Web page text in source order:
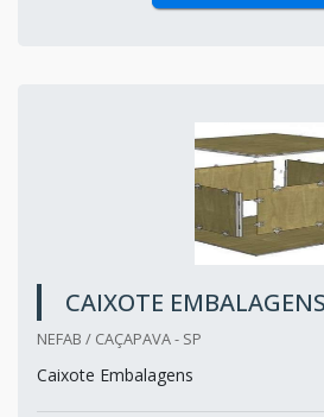
CAIXOTE EMBALAGENS
NEFAB / CAÇAPAVA - SP
Caixote Embalagens